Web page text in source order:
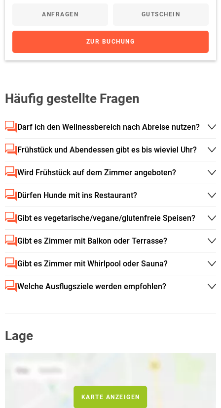
ANFRAGEN GUTSCHEIN
ZUR BUCHUNG
Häufig gestellte Fragen
Darf ich den Wellnessbereich nach Abreise nutzen?
Frühstück und Abendessen gibt es bis wieviel Uhr?
Wird Frühstück auf dem Zimmer angeboten?
Dürfen Hunde mit ins Restaurant?
Gibt es vegetarische/vegane/glutenfreie Speisen?
Gibt es Zimmer mit Balkon oder Terrasse?
Gibt es Zimmer mit Whirlpool oder Sauna?
Welche Ausflugsziele werden empfohlen?
Lage
KARTE ANZEIGEN